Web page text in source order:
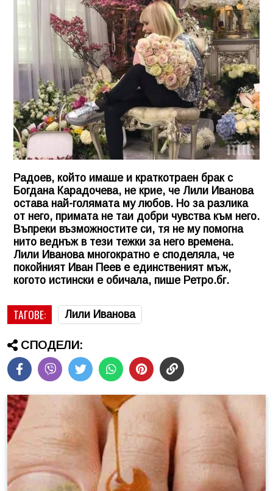
Радоев, който имаше и краткотраен брак с
Богдана Карадочева, не крие, че Лили Иванова
остава най-голямата му любов. Но за разлика
от него, примата не таи добри чувства към него.
Въпреки възможностите си, тя не му помогна
нито веднъж в тези тежки за него времена.
Лили Иванова многократно е споделяла, че
покойният Иван Пеев е единственият мъж,
когото истински е обичала, пише Ретро.бг.
ТАГОВЕ: Лили Иванова
СПОДЕЛИ: